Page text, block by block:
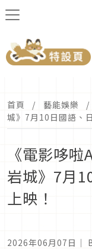
首頁 藝能娛樂
城》7月10日國語、
《電影哆
岩城》7月
上映！
2026年06月07日 ｜